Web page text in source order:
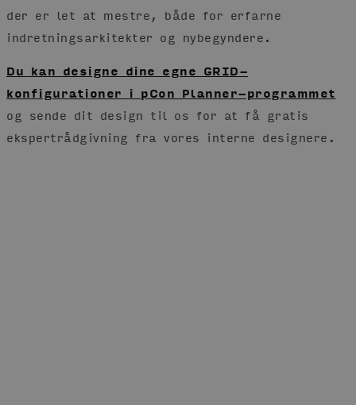
der er let at mestre, både for erfarne
indretningsarkitekter og nybegyndere.
Du kan designe dine egne GRID-
konfigurationer i pCon Planner-programmet
og sende dit design til os for at få gratis
ekspertrådgivning fra vores interne designere.